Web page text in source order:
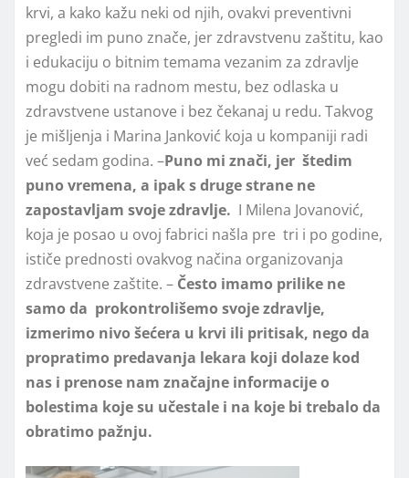
krvi, a kako kažu neki od njih, ovakvi preventivni
pregledi im puno znače, jer zdravstvenu zaštitu, kao
i edukaciju o bitnim temama vezanim za zdravlje
mogu dobiti na radnom mestu, bez odlaska u
zdravstvene ustanove i bez čekanaj u redu. Takvog
je mišljenja i Marina Janković koja u kompaniji radi
već sedam godina. –Puno mi znači, jer štedim
puno vremena, a ipak s druge strane ne
zapostavljam svoje zdravlje. I Milena Jovanović,
koja je posao u ovoj fabrici našla pre tri i po godine,
ističe prednosti ovakvog načina organizovanja
zdravstvene zaštite. – Često imamo prilike ne
samo da prokontrolišemo svoje zdravlje,
izmerimo nivo šećera u krvi ili pritisak, nego da
propratimo predavanja lekara koji dolaze kod
nas i prenose nam značajne informacije o
bolestima koje su učestale i na koje bi trebalo da
obratimo pažnju.